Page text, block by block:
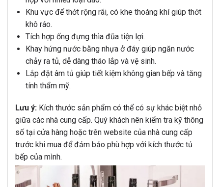
Khu vực để thớt rộng rãi, có khe thoáng khí giúp thớt
khô ráo.
Tích hợp ống đựng thìa đũa tiện lợi.
Khay hứng nước bằng nhựa ở đáy giúp ngăn nước
chảy ra tủ, dễ dàng tháo lắp và vệ sinh.
Lắp đặt âm tủ giúp tiết kiệm không gian bếp và tăng
tính thẩm mỹ.
Lưu ý: Kích thước sản phẩm có thể có sự khác biệt nhỏ
giữa các nhà cung cấp. Quý khách nên kiểm tra kỹ thông
số tại cửa hàng hoặc trên website của nhà cung cấp
trước khi mua để đảm bảo phù hợp với kích thước tủ
bếp của mình.